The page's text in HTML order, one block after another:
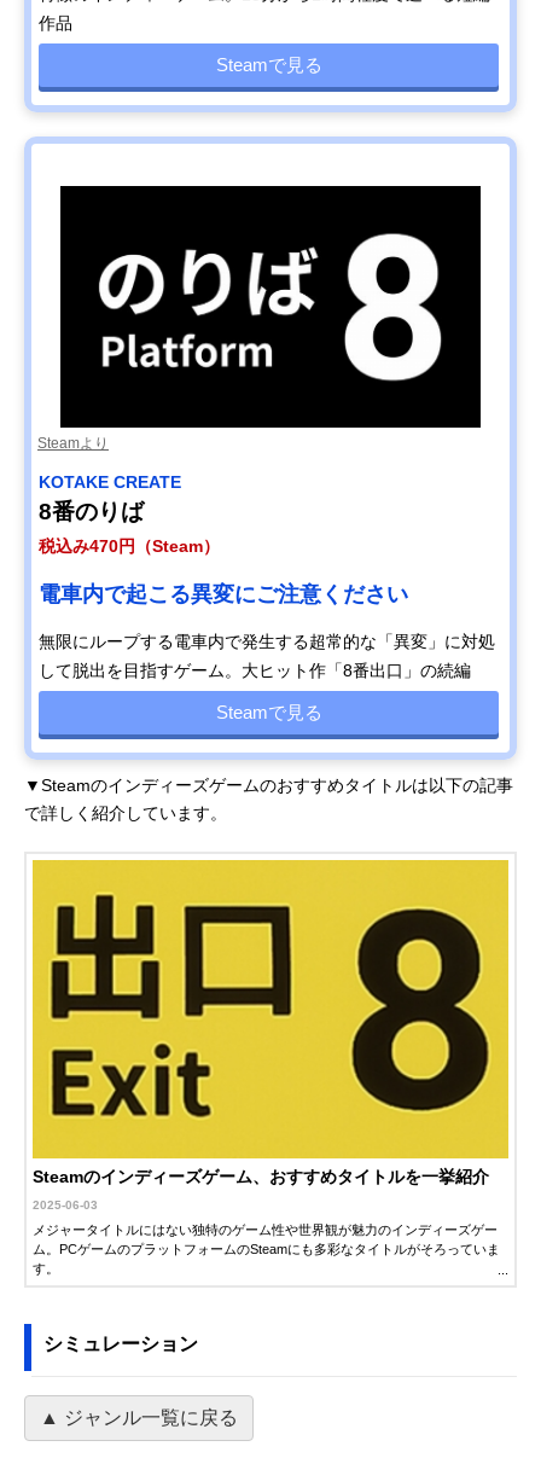
作品
Steamで見る
Steamより
KOTAKE CREATE
8番のりば
税込み470円（Steam）
電車内で起こる異変にご注意ください
無限にループする電車内で発生する超常的な「異変」に対処
して脱出を目指すゲーム。大ヒット作「8番出口」の続編
Steamで見る
▼Steamのインディーズゲームのおすすめタイトルは以下の記事
で詳しく紹介しています。
Steamのインディーズゲーム、おすすめタイトルを一挙紹介
2025-06-03
メジャータイトルにはない独特のゲーム性や世界観が魅力のインディーズゲー
ム。PCゲームのプラットフォームのSteamにも多彩なタイトルがそろっていま
す。
プして紹介するので、ぜひ自分にぴったりのタイトルを見つけてください。
シミュレーション
▲ ジャンル一覧に戻る